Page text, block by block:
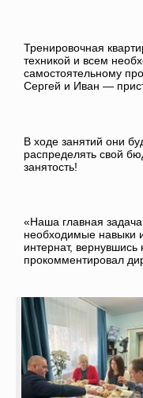
Тренировочная
техникой и всем
самостоятельному
Сергей и Иван —
В ходе занятий они
распределять свой
занятость!
«Наша главная
необходимые навыки
интернат,
прокомментировал